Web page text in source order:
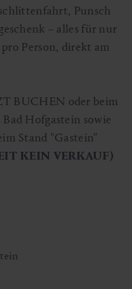
Punsch
– alles für nur
Person, direkt am
BUCHEN oder beim
Hofgastein sowie
Stand "Gastein"
KEIN VERKAUF)